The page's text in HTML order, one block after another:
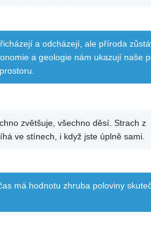
a odcházejí, ale příroda
a geologie nám ukazují naše
zvětšuje, všechno děsí. Strach z
ve stínech, i když jste úplně sami.
má hodnotu zhruba poloviny